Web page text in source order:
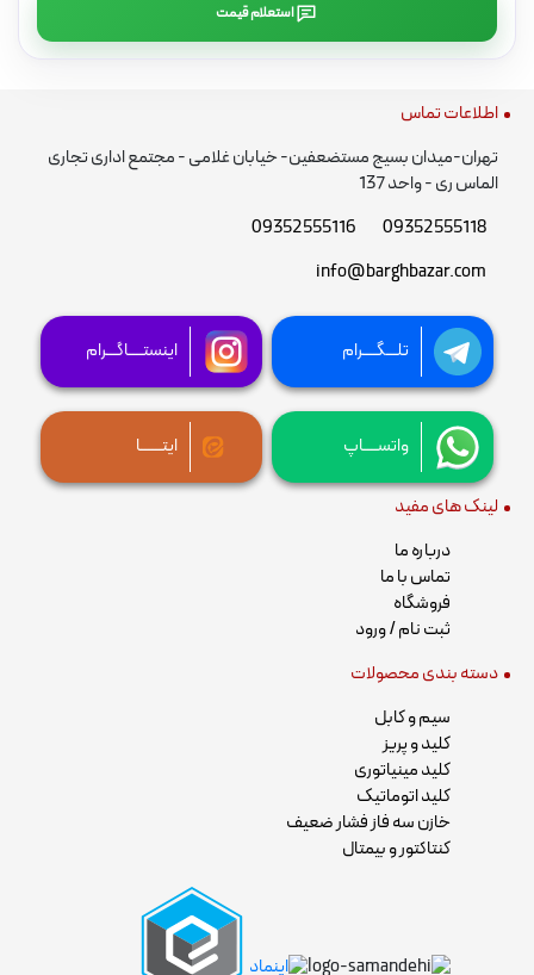
استعلام قیمت
اطلاعات تماس
تهران-میدان بسیج مستضعفین- خیابان غلامی - مجتمع اداری تجاری
الماس ری - واحد 137
09352555118
09352555116
info@barghbazar.com
تلـــگــــرام اینستــــاگـــرام
واتســــاپ ایتــــــا
لینک های مفید
درباره ما
تماس با ما
فروشگاه
ثبت نام / ورود
دسته بندی محصولات
سیم و کابل
کلید و پریز
کلید مینیاتوری
کلید اتوماتیک
خازن سه فاز فشار ضعیف
کنتاکتور و بیمتال